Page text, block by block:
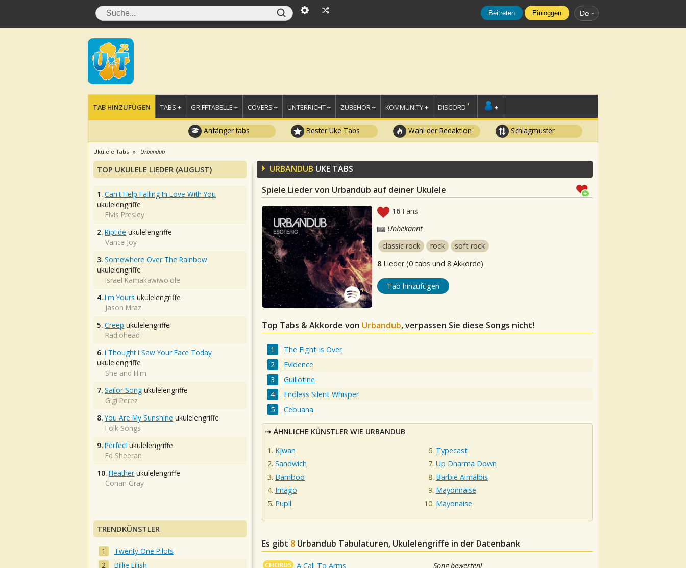
Beitreten Einloggen De
TAB HINZUFÜGEN TABS + GRIFFTABELLE + COVERS + UNTERRICHT + ZUBEHÖR + KOMMUNITY + DISCORD +
Anfänger tabs Bester Uke Tabs Wahl der Redaktion Schlagmuster
Ukulele Tabs Urbandub
URBANDUB UKE TABS
Spiele Lieder von Urbandub auf deiner Ukulele
16 Fans
Unbekannt
classic rock
rock
soft rock
8 Lieder (0 tabs und 8 Akkorde)
Tab hinzufügen
Top Tabs & Akkorde von Urbandub, verpassen Sie diese Songs nicht!
The Fight Is Over
Evidence
Guillotine
Endless Silent Whisper
Cebuana
ÄHNLICHE KÜNSTLER WIE URBANDUB
Kjwan
Sandwich
Bamboo
Imago
Pupil
Typecast
Up Dharma Down
Barbie Almalbis
Mayonnaise
Mayonaise
Es gibt 8 Urbandub Tabulaturen, Ukulelengriffe in der Datenbank
CHORDS A Call To Arms Song bewerten!
TOP UKULELE LIEDER (AUGUST)
1. Can't Help Falling In Love With You
ukulelengriffe
Elvis Presley
2. Riptide ukulelengriffe
Vance Joy
3. Somewhere Over The Rainbow
ukulelengriffe
Israel Kamakawiwo'ole
4. I'm Yours ukulelengriffe
Jason Mraz
5. Creep ukulelengriffe
Radiohead
6. I Thought I Saw Your Face Today
ukulelengriffe
She and Him
7. Sailor Song ukulelengriffe
Gigi Perez
8. You Are My Sunshine ukulelengriffe
Folk Songs
9. Perfectukulelengriffe
Ed Sheeran
10. Heather ukulelengriffe
Conan Gray
TRENDKÜNSTLER
Twenty One Pilots
Billie Eilish